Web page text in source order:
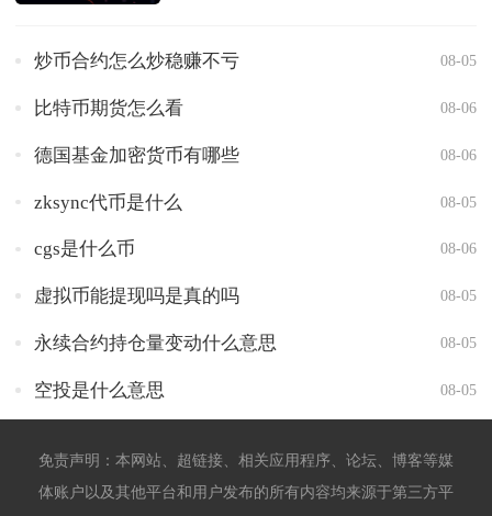
炒币合约怎么炒稳赚不亏 08-05
比特币期货怎么看 08-06
德国基金加密货币有哪些 08-06
zksync代币是什么 08-05
cgs是什么币 08-06
虚拟币能提现吗是真的吗 08-05
永续合约持仓量变动什么意思 08-05
空投是什么意思 08-05
免责声明：本网站、超链接、相关应用程序、论坛、博客等媒
体账户以及其他平台和用户发布的所有内容均来源于第三方平